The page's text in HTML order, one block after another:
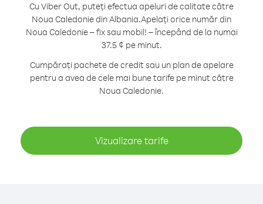
Cu Viber Out, puteți efectua apeluri de calitate către
Noua Caledonie din Albania.Apelați orice număr din
Noua Caledonie – fix sau mobil! – începând de la numai
37.5 ¢ pe minut.
Cumpărați pachete de credit sau un plan de apelare
pentru a avea de cele mai bune tarife pe minut către
Noua Caledonie.
Vizualizare tarife